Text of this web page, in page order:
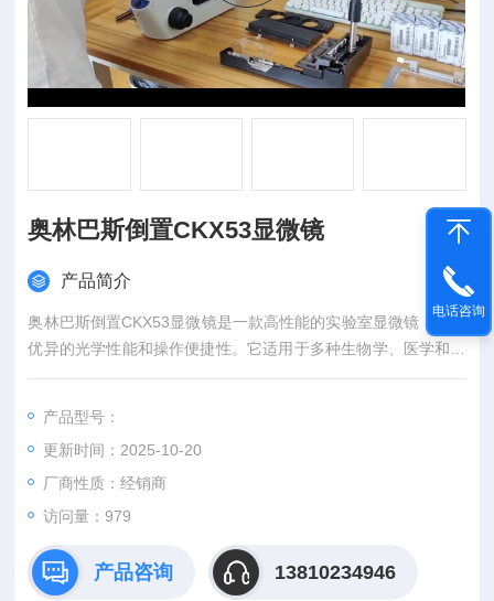
奥林巴斯倒置CKX53显微镜
产品简介
奥林巴斯倒置CKX53显微镜是一款高性能的实验室显微镜，具备
优异的光学性能和操作便捷性。它适用于多种生物学、医学和材
料科学研究。该显微镜采用倒置设计，便于放置较大的培养皿或
动调焦功能、多功能接口和兼容多种成像技术。
产品型号：
更新时间：2025-10-20
厂商性质：经销商
访问量：979
产品咨询 13810234946
电话咨询